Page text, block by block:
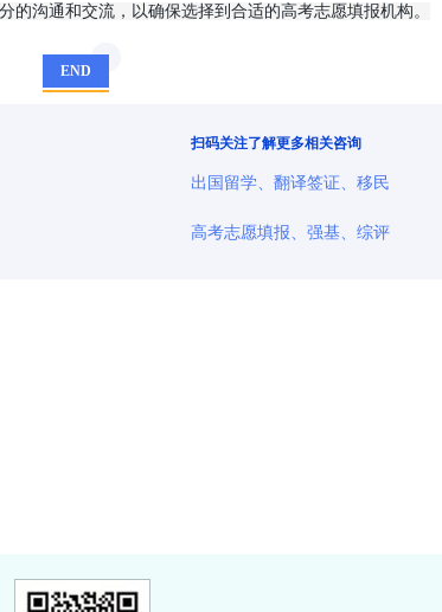
的沟通和交流，以确保选择到合适的高考志愿填报机构。
END
扫码关注了解更多相关咨询
出国留学、翻译签证、移民
高考志愿填报、强基、综评